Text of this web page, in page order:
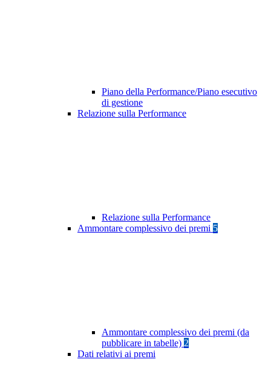
Piano della Performance/Piano esecutivo
di gestione
Relazione sulla Performance
Relazione sulla Performance
Ammontare complessivo dei premi 5
Ammontare complessivo dei premi (da
pubblicare in tabelle) 2
Dati relativi ai premi